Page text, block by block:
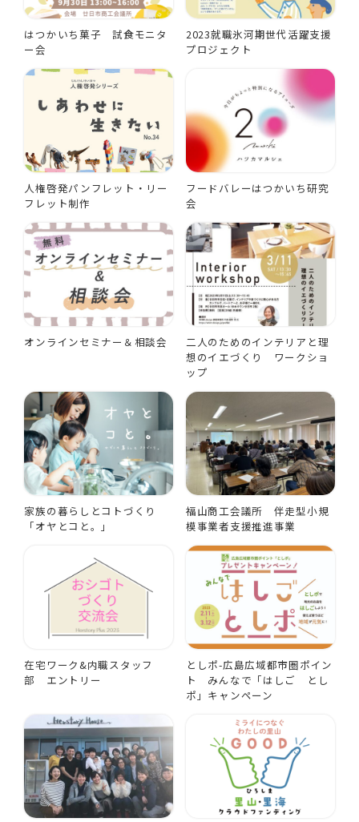
はつかいち菓子 試食モニタ
ー会
2023就職氷河期世代活躍支援
プロジェクト
人権啓発パンフレット・リー
フレット制作
フードバレーはつかいち研究
会
オンラインセミナー＆相談会
二人のためのインテリアと理
想のイエづくり ワークショ
ップ
家族の暮らしとコトづくり
「オヤとコと。」
福山商工会議所 伴走型小規
模事業者支援推進事業
在宅ワーク&内職スタッフ
部 エントリー
としポ-広島広域都市圏ポイン
ト みんなで「はしご とし
ポ」キャンペーン